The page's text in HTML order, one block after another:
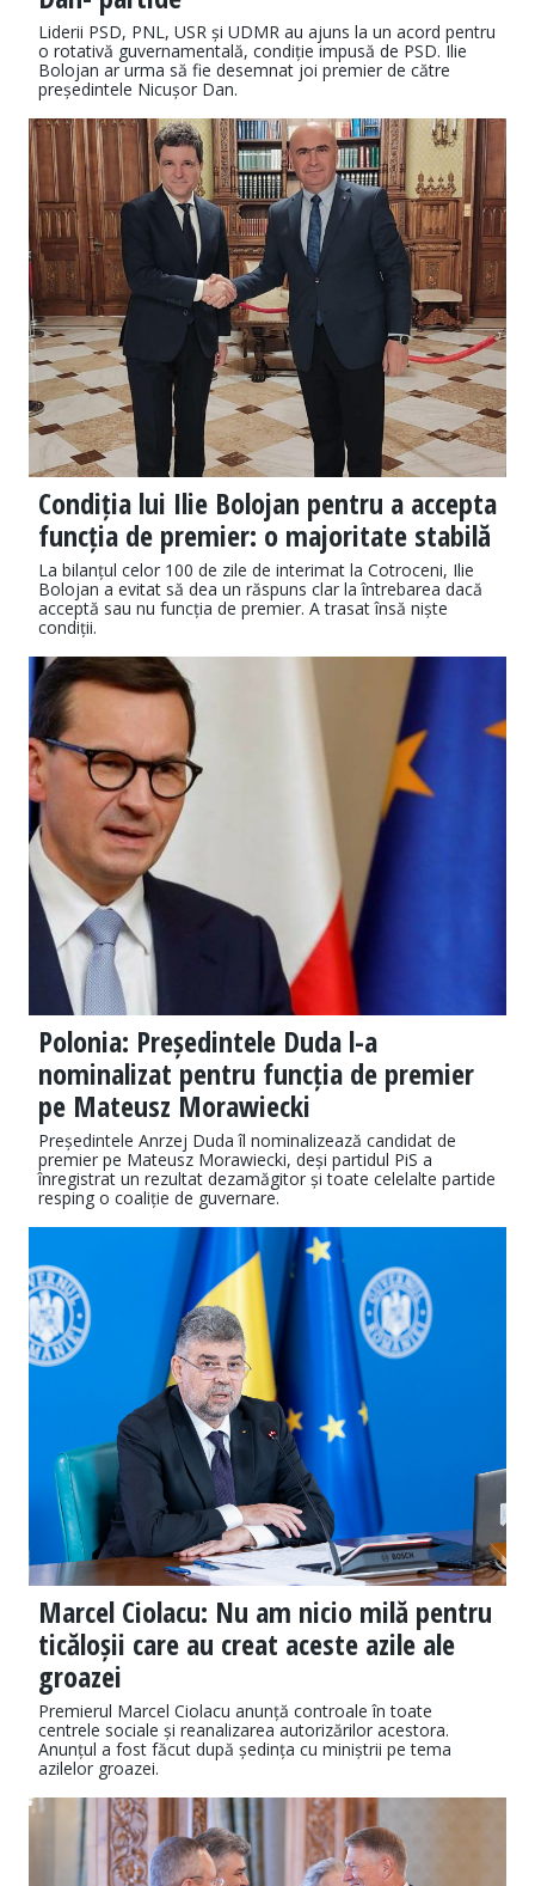
Liderii PSD, PNL, USR și UDMR au ajuns la un acord pentru
o rotativă guvernamentală, condiție impusă de PSD. Ilie
Bolojan ar urma să fie desemnat joi premier de către
președintele Nicușor Dan.
Condiția lui Ilie Bolojan pentru a accepta
funcția de premier: o majoritate stabilă
La bilanțul celor 100 de zile de interimat la Cotroceni, Ilie
Bolojan a evitat să dea un răspuns clar la întrebarea dacă
acceptă sau nu funcția de premier. A trasat însă niște
condiții.
Polonia: Președintele Duda l-a
nominalizat pentru funcția de premier
pe Mateusz Morawiecki
Președintele Anrzej Duda îl nominalizează candidat de
premier pe Mateusz Morawiecki, deși partidul PiS a
înregistrat un rezultat dezamăgitor și toate celelalte partide
resping o coaliție de guvernare.
Marcel Ciolacu: Nu am nicio milă pentru
ticăloșii care au creat aceste azile ale
groazei
Premierul Marcel Ciolacu anunță controale în toate
centrele sociale și reanalizarea autorizărilor acestora.
Anunțul a fost făcut după ședința cu miniștrii pe tema
azilelor groazei.